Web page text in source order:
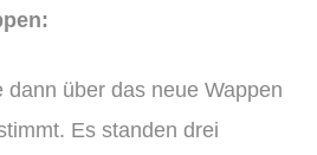
dann über das neue Wappen
Es standen drei